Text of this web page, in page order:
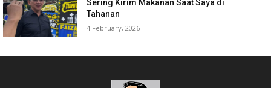
Sering Kirim Makanan Saat Saya di
Tahanan
4 February, 2026